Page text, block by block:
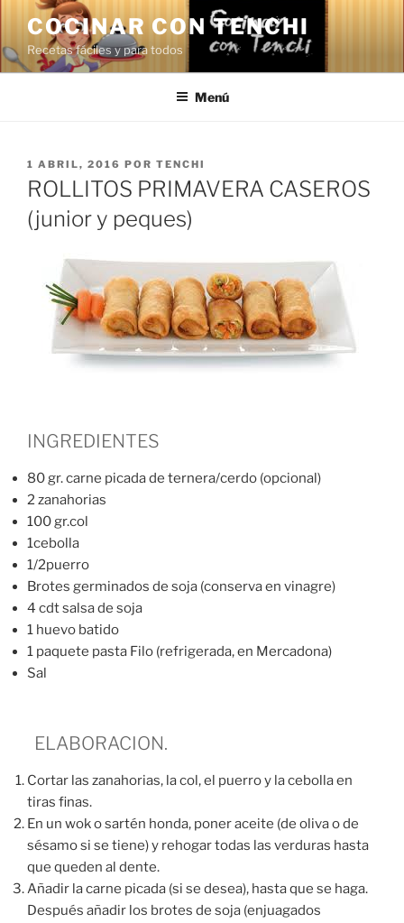
Saltar
contenido
COCINAR CON TENCHI
Recetas fáciles y para todos
Menú
PUBLICADO
EL
1 ABRIL, 2016 POR TENCHI
ROLLITOS PRIMAVERA CASEROS
(junior y peques)
INGREDIENTES
80 gr. carne picada de ternera/cerdo (opcional)
2 zanahorias
100 gr.col
1cebolla
1/2puerro
Brotes germinados de soja (conserva en vinagre)
4 cdt salsa de soja
1 huevo batido
1 paquete pasta Filo (refrigerada, en Mercadona)
Sal
ELABORACION.
Cortar las zanahorias, la col, el puerro y la cebolla en
tiras finas.
En un wok o sartén honda, poner aceite (de oliva o de
sésamo si se tiene) y rehogar todas las verduras hasta
que queden al dente.
Añadir la carne picada (si se desea), hasta que se haga.
Después añadir los brotes de soja (enjuagados